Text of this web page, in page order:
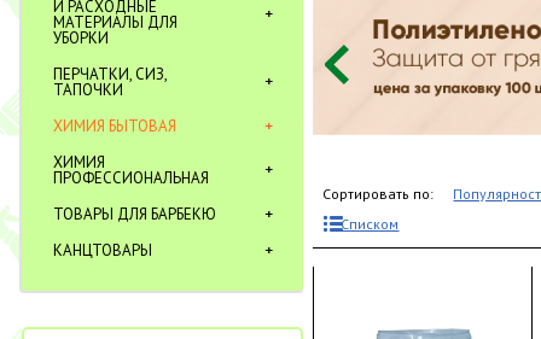
И РАСХОДНЫЕ
МАТЕРИАЛЫ ДЛЯ
УБОРКИ
ПЕРЧАТКИ, СИЗ,
ТАПОЧКИ
ХИМИЯ БЫТОВАЯ
ХИМИЯ
ПРОФЕССИОНАЛЬНАЯ
ТОВАРЫ ДЛЯ БАРБЕКЮ
КАНЦТОВАРЫ
Сортировать по:
Списком